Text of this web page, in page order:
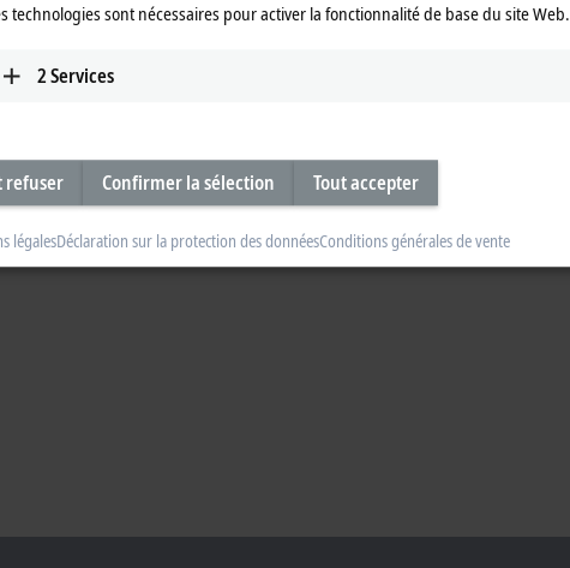
technologies sont nécessaires pour activer la fonctionnalité de base du site Web.
2Services
refuser Confirmer la sélection Tout accepter
légalesDéclaration sur la protection des donnéesConditions générales de vente